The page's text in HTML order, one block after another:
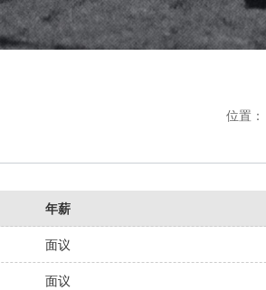
位置：
年薪
面议
面议